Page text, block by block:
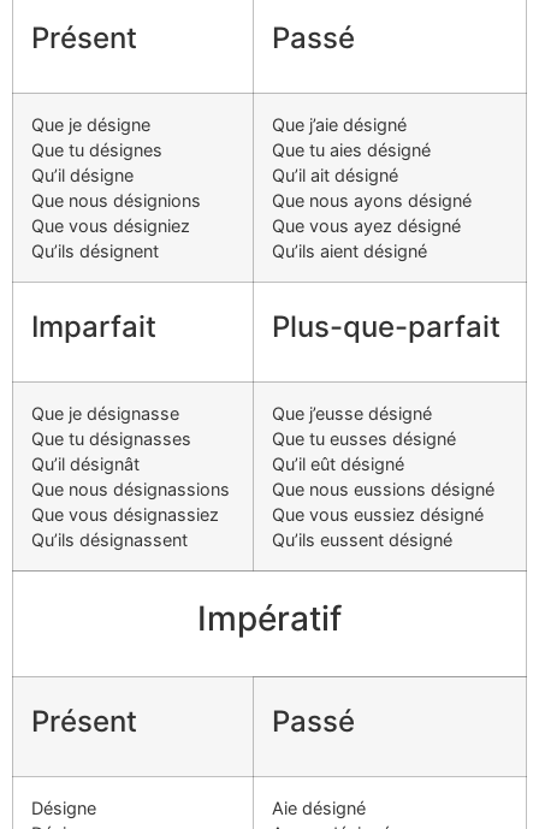
Présent Passé
Que je désigne
Que tu désignes
Qu’il désigne
Que nous désignions
Que vous désigniez
Qu’ils désignent
Que j’aie désigné
Que tu aies désigné
Qu’il ait désigné
Que nous ayons désigné
Que vous ayez désigné
Qu’ils aient désigné
Imparfait Plus-que-parfait
Que je désignasse
Que tu désignasses
Qu’il désignât
Que nous désignassions
Que vous désignassiez
Qu’ils désignassent
Que j’eusse désigné
Que tu eusses désigné
Qu’il eût désigné
Que nous eussions désigné
Que vous eussiez désigné
Qu’ils eussent désigné
Impératif
Présent Passé
Désigne
Aie désigné